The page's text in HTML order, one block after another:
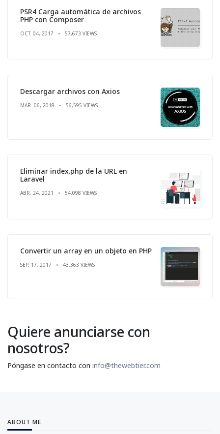
PSR4 Carga automática de archivos
PHP con Composer
OCT. 04, 2017 57,673 VIEWS
Descargar archivos con Axios
MAR. 06, 2018 56,595 VIEWS
Eliminar index.php de la URL en
Laravel
ABR. 24, 2021 54,098 VIEWS
Convertir un array en un objeto en PHP
SEP. 17, 2017 43,363 VIEWS
Quiere anunciarse con
nosotros?
Póngase en contacto con info@thewebtier.com
ABOUT ME